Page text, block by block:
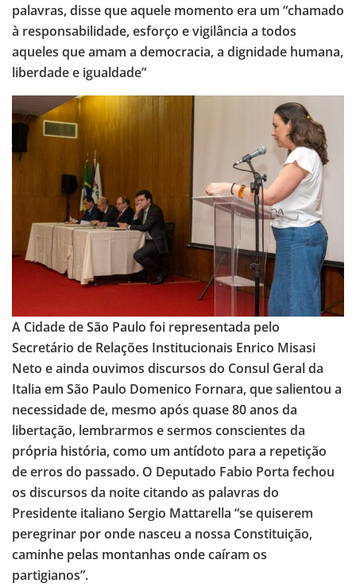
palavras, disse que aquele momento era um “chamado
à responsabilidade, esforço e vigilância a todos
aqueles que amam a democracia, a dignidade humana,
liberdade e igualdade”
A Cidade de São Paulo foi representada pelo
Secretário de Relações Institucionais Enrico Misasi
Neto e ainda ouvimos discursos do Consul Geral da
Italia em São Paulo Domenico Fornara, que salientou a
necessidade de, mesmo após quase 80 anos da
libertação, lembrarmos e sermos conscientes da
própria história, como um antídoto para a repetição
de erros do passado. O Deputado Fabio Porta fechou
os discursos da noite citando as palavras do
Presidente italiano Sergio Mattarella “se quiserem
peregrinar por onde nasceu a nossa Constituição,
caminhe pelas montanhas onde caíram os
partigianos”.